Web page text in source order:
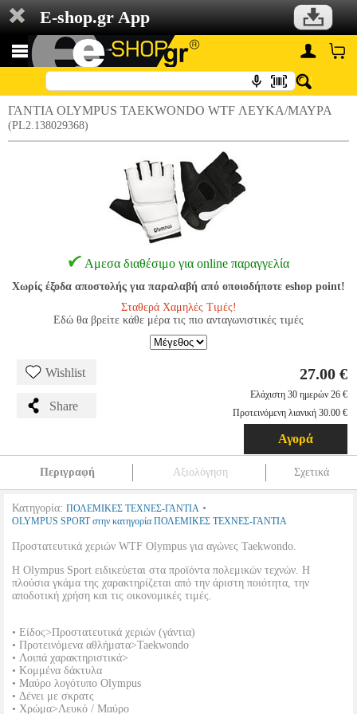
E-shop.gr App
ΓΑΝΤΙΑ OLYMPUS TAEKWONDO WTF ΛΕΥΚΑ/ΜΑΥΡΑ
(PL2.138029368)
Αμεσα διαθέσιμο για online παραγγελία
Χωρίς έξοδα αποστολής για παραλαβή από οποιοδήποτε eshop point!
Σταθερά Χαμηλές Τιμές!
Εδώ θα βρείτε κάθε μέρα τις πιο ανταγωνιστικές τιμές
Wishlist
Share
27.00 €
Ελάχιστη 30 ημερών 26 €
Προτεινόμενη λιανική 30.00 €
Αγορά
Περιγραφή Αξιολόγηση Σχετικά
Κατηγορία: ΠΟΛΕΜΙΚΕΣ ΤΕΧΝΕΣ-ΓΑΝΤΙΑ •
OLYMPUS SPORT στην κατηγορία ΠΟΛΕΜΙΚΕΣ ΤΕΧΝΕΣ-ΓΑΝΤΙΑ
Προστατευτικά χεριών WTF Olympus για αγώνες Taekwondo.
Η Olympus Sport ειδικεύεται στα προϊόντα πολεμικών τεχνών. Η
πλούσια γκάμα της χαρακτηρίζεται από την άριστη ποιότητα, την
αποδοτική χρήση και τις οικονομικές τιμές.
• Είδος>Προστατευτικά χεριών (γάντια)
• Προτεινόμενα αθλήματα>Taekwondo
• Λοιπά χαρακτηριστικά>
• Κομμένα δάκτυλα
• Μαύρο λογότυπο Olympus
• Δένει με σκρατς
• Χρώμα>Λευκό / Μαύρο